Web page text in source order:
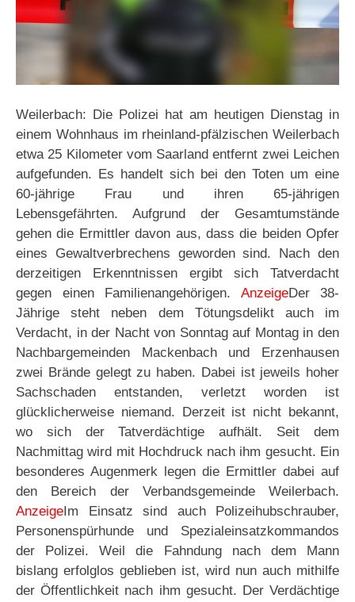
Weilerbach: Die Polizei hat am heutigen Dienstag in
einem Wohnhaus im rheinland-pfälzischen Weilerbach
etwa 25 Kilometer vom Saarland entfernt zwei Leichen
aufgefunden. Es handelt sich bei den Toten um eine
60-jährige Frau und ihren 65-jährigen
Lebensgefährten. Aufgrund der Gesamtumstände
gehen die Ermittler davon aus, dass die beiden Opfer
eines Gewaltverbrechens geworden sind. Nach den
derzeitigen Erkenntnissen ergibt sich Tatverdacht
gegen einen Familienangehörigen. AnzeigeDer 38-
Jährige steht neben dem Tötungsdelikt auch im
Verdacht, in der Nacht von Sonntag auf Montag in den
Nachbargemeinden Mackenbach und Erzenhausen
zwei Brände gelegt zu haben. Dabei ist jeweils hoher
Sachschaden entstanden, verletzt worden ist
glücklicherweise niemand. Derzeit ist nicht bekannt,
wo sich der Tatverdächtige aufhält. Seit dem
Nachmittag wird mit Hochdruck nach ihm gesucht. Ein
besonderes Augenmerk legen die Ermittler dabei auf
den Bereich der Verbandsgemeinde Weilerbach.
AnzeigeIm Einsatz sind auch Polizeihubschrauber,
Personenspürhunde und Spezialeinsatzkommandos
der Polizei. Weil die Fahndung nach dem Mann
bislang erfolglos geblieben ist, wird nun auch mithilfe
der Öffentlichkeit nach ihm gesucht. Der Verdächtige